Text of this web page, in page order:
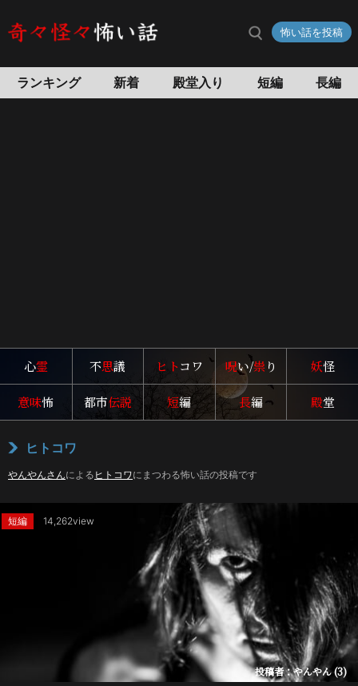
怖い話を投稿
ランキング 新着 殿堂入り 短編 長編
心霊 不思議 ヒトコワ 呪い/祟り 妖怪
意味怖 都市伝説 短編 長編 殿堂
ヒトコワ
やんやんさんによる ヒトコワにまつわる怖い話の投稿です
投稿者：やんやん (3)
短編 14,262view